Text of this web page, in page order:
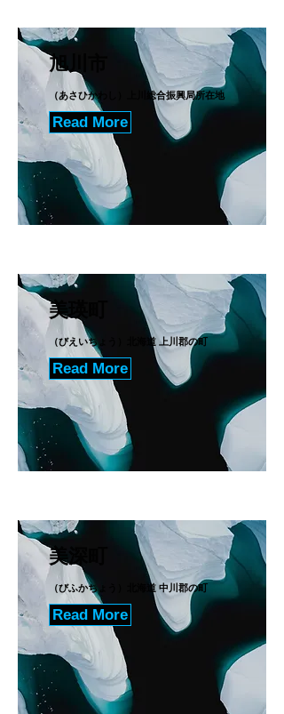
旭川市
（あさひかわし）上川総合振興局所在地
Read More
美瑛町
（びえいちょう）北海道 上川郡の町
Read More
美深町
（びふかちょう）北海道 中川郡の町
Read More